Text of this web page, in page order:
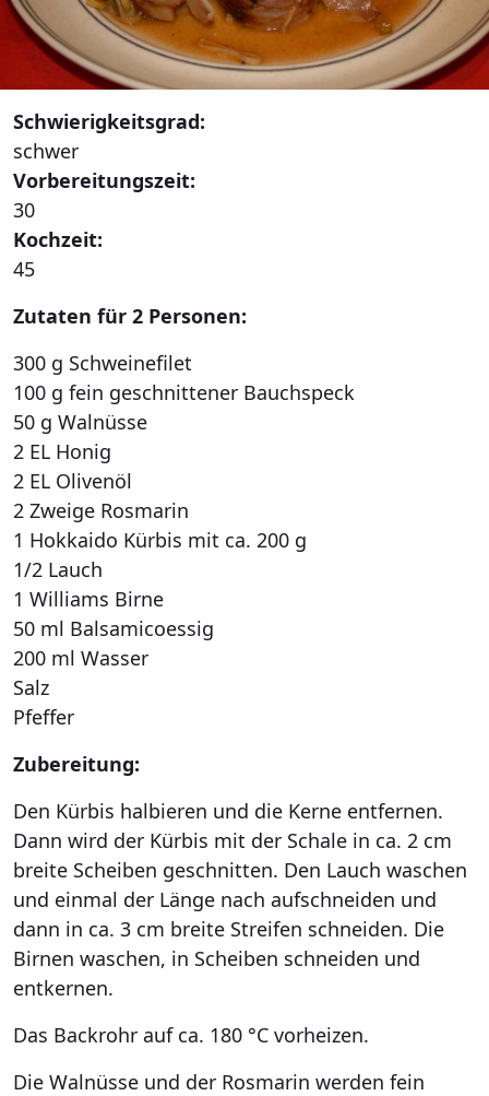
Schwierigkeitsgrad:
schwer
Vorbereitungszeit:
30
Kochzeit:
45
Zutaten für 2 Personen:
300 g Schweinefilet
100 g fein geschnittener Bauchspeck
50 g Walnüsse
2 EL Honig
2 EL Olivenöl
2 Zweige Rosmarin
1 Hokkaido Kürbis mit ca. 200 g
1/2 Lauch
1 Williams Birne
50 ml Balsamicoessig
200 ml Wasser
Salz
Pfeffer
Zubereitung:
Den Kürbis halbieren und die Kerne entfernen.
Dann wird der Kürbis mit der Schale in ca. 2 cm
breite Scheiben geschnitten. Den Lauch waschen
und einmal der Länge nach aufschneiden und
dann in ca. 3 cm breite Streifen schneiden. Die
Birnen waschen, in Scheiben schneiden und
entkernen.
Das Backrohr auf ca. 180 °C vorheizen.
Die Walnüsse und der Rosmarin werden fein